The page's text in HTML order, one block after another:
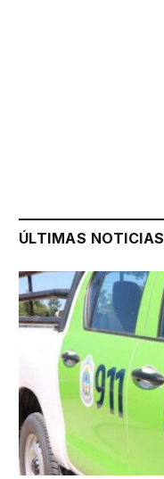
ÚLTIMAS NOTICIAS